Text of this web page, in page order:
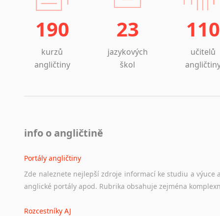
190
kurzů
angličtiny
23
jazykových
škol
110
učitelů
info o angličtině
Portály angličtiny
Zde naleznete nejlepší zdroje informací ke studiu a výuce
anglické portály apod. Rubrika obsahuje zejména
Rozcestníky AJ